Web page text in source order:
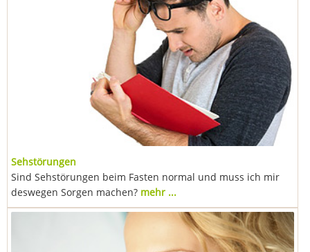
Sehstörungen
Sind Sehstörungen beim Fasten normal und muss ich mir
deswegen Sorgen machen? mehr ...